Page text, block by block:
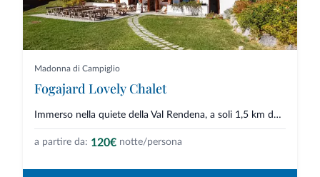
Madonna di Campiglio
Fogajard Lovely Chalet
Immerso nella quiete della Val Rendena, a soli 1,5 km da Madonna di Campigl...
a partire da: 120€ notte/persona